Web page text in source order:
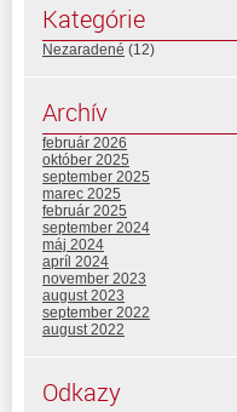
Kategórie
Nezaradené (12)
Archív
február 2026
október 2025
september 2025
marec 2025
február 2025
september 2024
máj 2024
apríl 2024
november 2023
august 2023
september 2022
august 2022
Odkazy